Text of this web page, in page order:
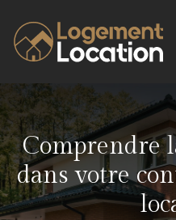
Comprendre
dans votre